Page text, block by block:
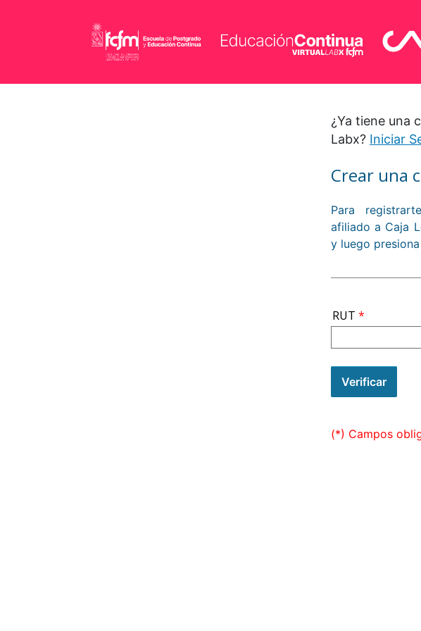
¿Ya tiene una
Labx? Iniciar
Crear una
Para
afiliado a Caja
y luego
RUT
Verificar